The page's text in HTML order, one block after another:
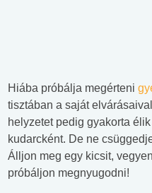
Hiába próbálja megérteni
tisztában a saját
helyzetet pedig gyakorta
kudarcként. De ne
Álljon meg egy kicsit,
próbáljon megnyugodni!